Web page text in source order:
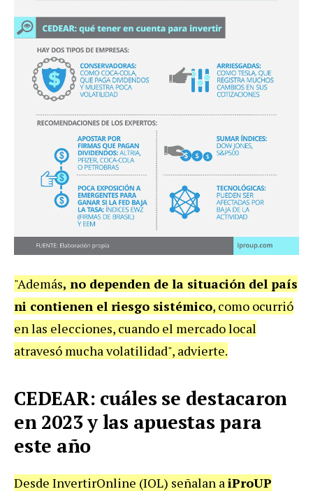
"Además, no dependen de la situación del país
ni contienen el riesgo sistémico, como ocurrió
en las elecciones, cuando el mercado local
atravesó mucha volatilidad", advierte.
CEDEAR: cuáles se destacaron
en 2023 y las apuestas para
este año
Desde InvertirOnline (IOL) señalan aiProUP